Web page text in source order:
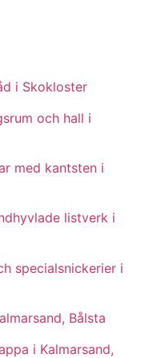
i Skokloster
och hall i
med kantsten i
listverk i
specialsnickerier i
Bålsta
i Kalmarsand,